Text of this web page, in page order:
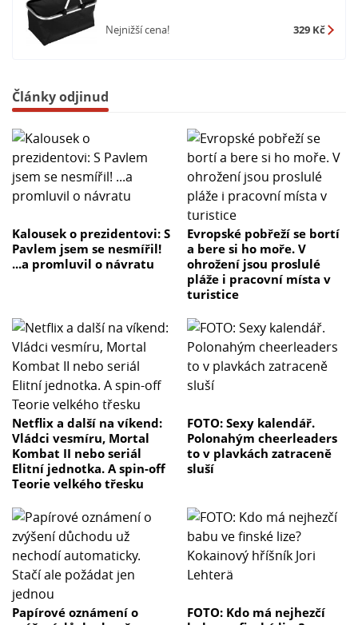
Nejnižší cena! 329 Kč
Články odjinud
Kalousek o prezidentovi: S
Pavlem jsem se nesmířil!
...a promluvil o návratu
Evropské pobřeží se bortí
a bere si ho moře. V
ohrožení jsou proslulé
pláže i pracovní místa v
turistice
Netflix a další na víkend:
Vládci vesmíru, Mortal
Kombat II nebo seriál
Elitní jednotka. A spin-off
Teorie velkého třesku
FOTO: Sexy kalendář.
Polonahým cheerleaders
to v plavkách zatraceně
sluší
Papírové oznámení o
FOTO: Kdo má nejhezčí